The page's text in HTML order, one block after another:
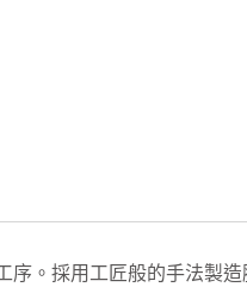
。採用工匠般的手法製造